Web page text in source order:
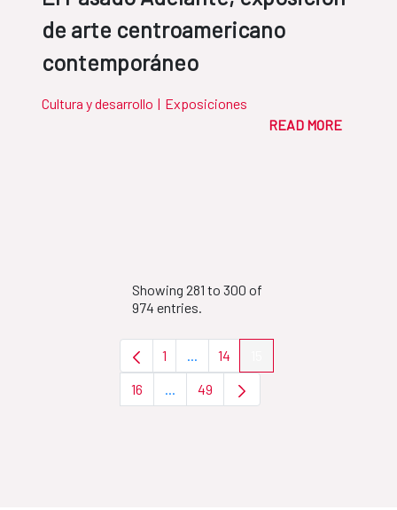
de arte centroamericano
contemporáneo
Cultura y desarrollo | Exposiciones
READ MORE
Showing 281 to 300 of
974 entries.
Page
1 ...Intermediate Pages Use TAB to
Page
14
Page
16 ...Intermediate Pages Use TAB to
Page
49